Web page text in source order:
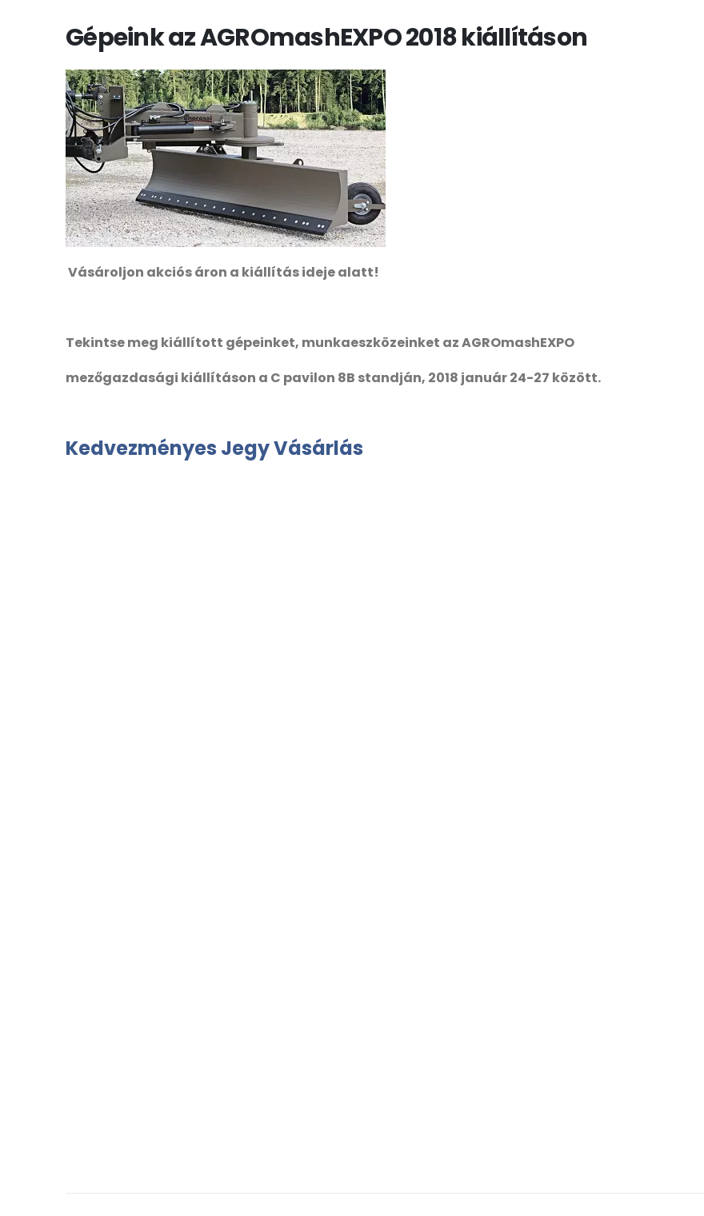
Gépeink az AGROmashEXPO 2018 kiállításon
Vásároljon akciós áron a kiállítás ideje alatt!
Tekintse meg kiállított gépeinket, munkaeszközeinket az AGROmashEXPO
mezőgazdasági kiállításon a C pavilon 8B standján, 2018 január 24-27 között.
Kedvezményes Jegy Vásárlás